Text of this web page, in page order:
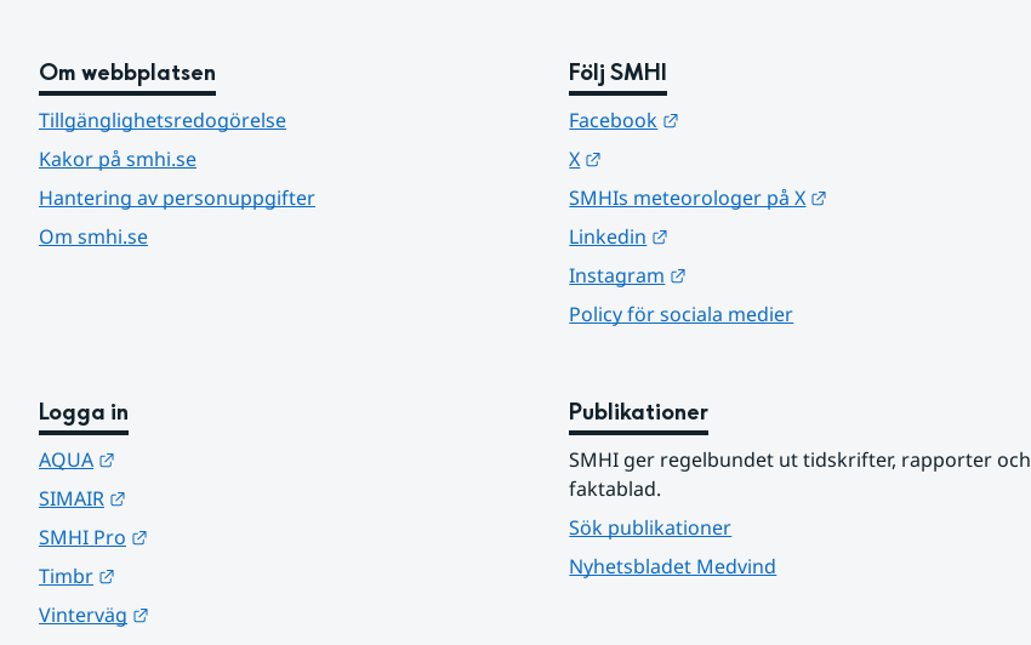
Om webbplatsen
Tillgänglighetsredogörelse
Kakor på smhi.se
Hantering av personuppgifter
Om smhi.se
Följ SMHI
Facebook
X
SMHIs meteorologer på X
Linkedin
Instagram
Policy för sociala medier
Logga in
AQUA
SIMAIR
SMHI Pro
Timbr
Vinterväg
Publikationer
SMHI ger regelbundet ut tidskrifter, rapporter och
faktablad.
Sök publikationer
Nyhetsbladet Medvind